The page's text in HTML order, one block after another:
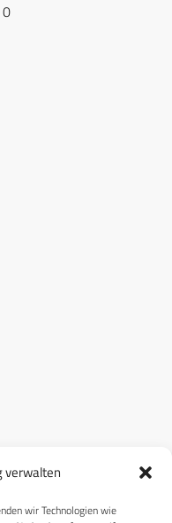
verwalten
wir Technologien wie